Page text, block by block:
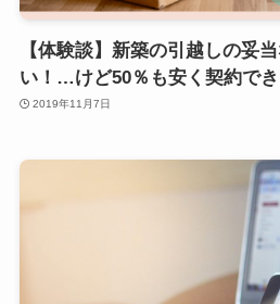
【体験談】新築の引越しの妥
い！…けど50％も安く契約で
2019年11月7日